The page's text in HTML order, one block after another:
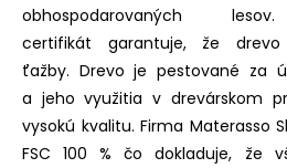
obhospodarovaných
certifikát garantuje, že
ťažby. Drevo je pestované za
a jeho využitia v drevárskom
vysokú kvalitu. Firma Materasso
FSC 100 % čo dokladuje, že